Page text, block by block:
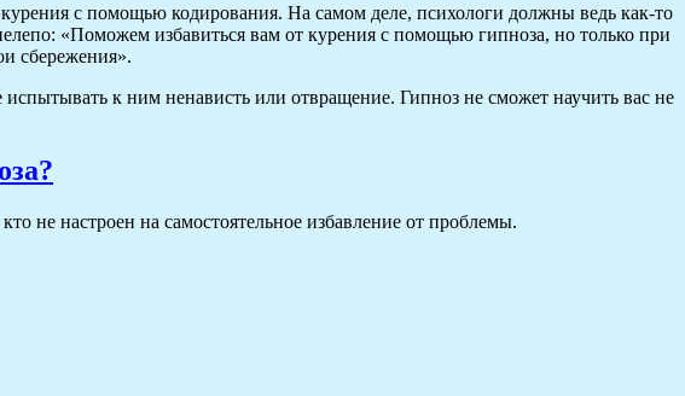
с помощью кодирования. На самом деле, психологи должны ведь как-то
«Поможем избавиться вам от курения с помощью гипноза, но только при
сбережения».
к ним ненависть или отвращение. Гипноз не сможет научить вас не
не настроен на самостоятельное избавление от проблемы.